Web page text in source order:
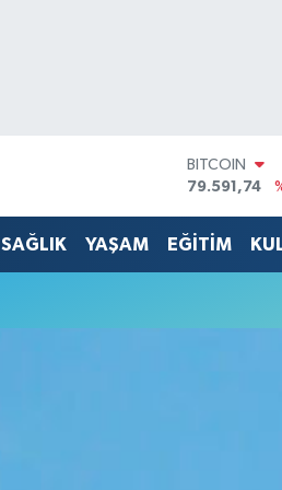
BITCOIN
79.591,74
45,43620
EURO
53,38690
SAĞLIK YAŞAM EĞİTİM